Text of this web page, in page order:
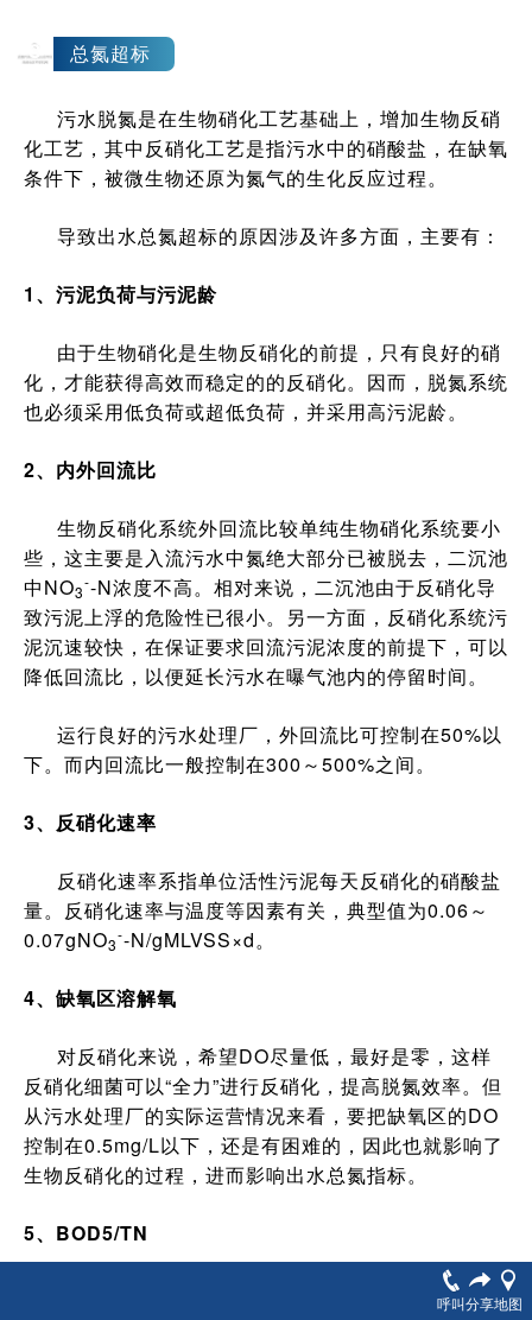
3 总氮超标
污水脱氮是在生物硝化工艺基础上，增加生物反硝
化工艺，其中反硝化工艺是指污水中的硝酸盐，在缺氧
条件下，被微生物还原为氮气的生化反应过程。
导致出水总氮超标的原因涉及许多方面，主要有：
1、污泥负荷与污泥龄
由于生物硝化是生物反硝化的前提，只有良好的硝
化，才能获得高效而稳定的的反硝化。因而，脱氮系统
也必须采用低负荷或超低负荷，并采用高污泥龄。
2、内外回流比
生物反硝化系统外回流比较单纯生物硝化系统要小
些，这主要是入流污水中氮绝大部分已被脱去，二沉池
中NO3
--N浓度不高。相对来说，二沉池由于反硝化导
致污泥上浮的危险性已很小。另一方面，反硝化系统污
泥沉速较快，在保证要求回流污泥浓度的前提下，可以
降低回流比，以便延长污水在曝气池内的停留时间。
运行良好的污水处理厂，外回流比可控制在50%以
下。而内回流比一般控制在300～500%之间。
3、反硝化速率
反硝化速率系指单位活性污泥每天反硝化的硝酸盐
量。反硝化速率与温度等因素有关，典型值为0.06～
0.07gNO3
--N/gMLVSS×d。
4、缺氧区溶解氧
对反硝化来说，希望DO尽量低，最好是零，这样
反硝化细菌可以“全力”进行反硝化，提高脱氮效率。但
从污水处理厂的实际运营情况来看，要把缺氧区的DO
控制在0.5mg/L以下，还是有困难的，因此也就影响了
生物反硝化的过程，进而影响出水总氮指标。
5、BOD5/TN
因为反硝化细菌是在分解有机物的过程中进行反硝
呼叫分享地图